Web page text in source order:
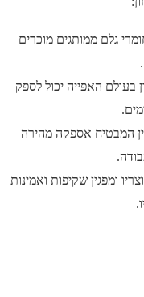
גלם ממותגים מוכרים
בעולם האפייה יכול לספק
המבטיח אספקה מהירה
ומפגין שקיפות ואמינות